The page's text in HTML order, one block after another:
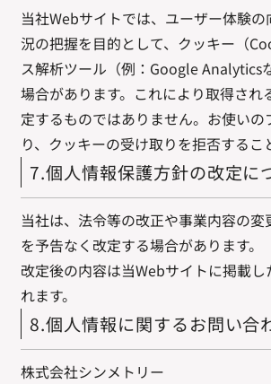
当社Webサイトでは、ユーザー体験
況の把握を目的として、クッキー（
ス解析ツール（例：Google Analytics
場合があります。これにより取得され
定するものではありません。お使いの
り、クッキーの受け取りを拒否するこ
7.個人情報保護方針の改定に
当社は、法令等の改正や事業内容の
を予告なく改定する場合があります。
改定後の内容は当Webサイトに掲載し
れます。
8.個人情報に関するお問い合
株式会社シンメトリー